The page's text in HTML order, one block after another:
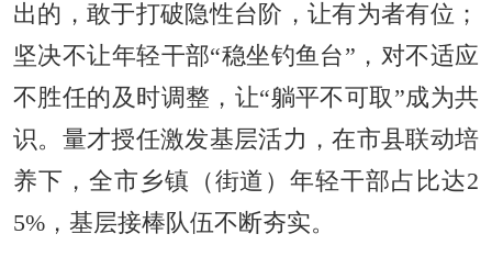
出的，敢于打破隐性台阶，让有为者有位；
坚决不让年轻干部“稳坐钓鱼台”，对不适应
不胜任的及时调整，让“躺平不可取”成为共
识。量才授任激发基层活力，在市县联动培
养下，全市乡镇（街道）年轻干部占比达2
5%，基层接棒队伍不断夯实。